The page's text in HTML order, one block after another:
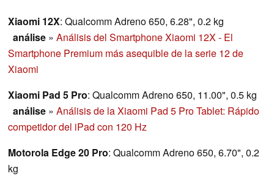
Xiaomi 12X: Qualcomm Adreno 650, 6.28", 0.2 kg
análise » Análisis del Smartphone Xiaomi 12X - El
Smartphone Premium más asequible de la serie 12 de
Xiaomi
Xiaomi Pad 5 Pro: Qualcomm Adreno 650, 11.00", 0.5 kg
análise » Análisis de la Xiaomi Pad 5 Pro Tablet: Rápido
competidor del iPad con 120 Hz
Motorola Edge 20 Pro: Qualcomm Adreno 650, 6.70", 0.2
kg